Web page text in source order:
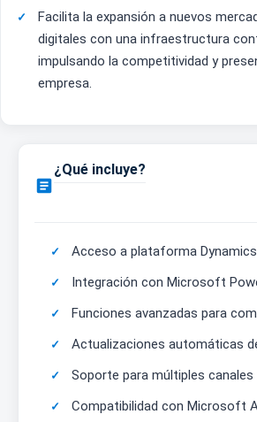
Facilita la expansión a nuevos
digitales con una infraestructura
impulsando la competitividad y
empresa.

¿Qué incluye?
Acceso a plataforma
Integración con Microsoft
Funciones avanzadas para
Actualizaciones automáticas
Soporte para múltiples canales
Compatibilidad con Microsoft